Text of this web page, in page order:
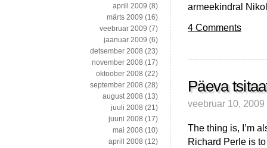
armeekindral
4 Comments
Päeva
veebruar 10, 2009
The thing is, I’m
Richard Perle is
aprill 2009 (8)
märts 2009 (16)
veebruar 2009 (7)
jaanuar 2009 (6)
detsember 2008 (23)
november 2008 (17)
oktoober 2008 (22)
september 2008 (28)
august 2008 (13)
juuli 2008 (21)
juuni 2008 (17)
mai 2008 (10)
aprill 2008 (12)